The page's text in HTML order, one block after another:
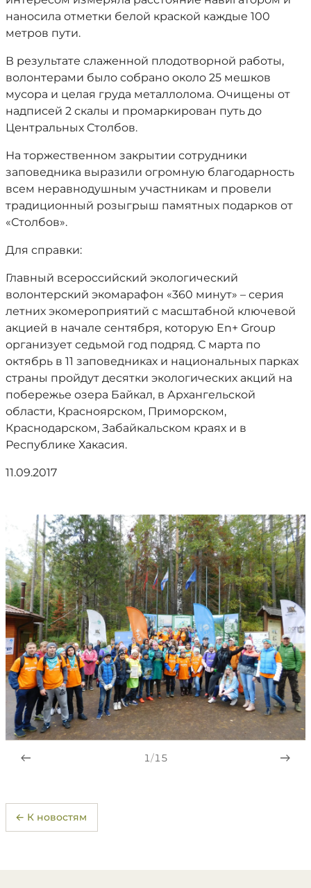
наносила отметки белой краской каждые 100
метров пути.
В результате слаженной плодотворной работы,
волонтерами было собрано около 25 мешков
мусора и целая груда металлолома. Очищены от
надписей 2 скалы и промаркирован путь до
Центральных Столбов.
На торжественном закрытии сотрудники
заповедника выразили огромную благодарность
всем неравнодушным участникам и провели
традиционный розыгрыш памятных подарков от
«Столбов».
Для справки:
Главный всероссийский экологический
волонтерский экомарафон «360 минут» – серия
летних экомероприятий с масштабной ключевой
акцией в начале сентября, которую En+ Group
организует седьмой год подряд. С марта по
октябрь в 11 заповедниках и национальных парках
страны пройдут десятки экологических акций на
побережье озера Байкал, в Архангельской
области, Красноярском, Приморском,
Краснодарском, Забайкальском краях и в
Республике Хакасия.
11.09.2017
1/15
← К новостям